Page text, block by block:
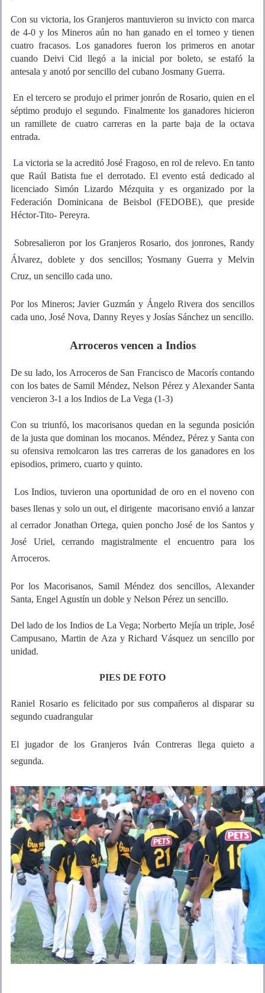
Con su victoria, los Granjeros mantuvieron su invicto con marca
de 4-0 y los Mineros aún no han ganado en el torneo y tienen
cuatro fracasos. Los ganadores fueron los primeros en anotar
cuando Deivi Cid llegó a la inicial por boleto, se estafó la
antesala y anotó por sencillo del cubano Josmany Guerra.
En el tercero se produjo el primer jonrón de Rosario, quien en el
séptimo produjo el segundo. Finalmente los ganadores hicieron
un ramillete de cuatro carreras en la parte baja de la octava
entrada.
La victoria se la acreditó José Fragoso, en rol de relevo. En tanto
que Raúl Batista fue el derrotado. El evento está dedicado al
licenciado Simón Lizardo Mézquita y es organizado por la
Federación Dominicana de Beisbol (FEDOBE), que preside
Héctor-Tito- Pereyra.
Sobresalieron por los Granjeros Rosario, dos jonrones, Randy
Álvarez, doblete y dos sencillos; Yosmany Guerra y Melvin
Cruz, un sencillo cada uno.
Por los Mineros; Javier Guzmán y Ángelo Rivera dos sencillos
cada uno, José Nova, Danny Reyes y Josías Sánchez un sencillo.
Arroceros vencen a Indios
De su lado, los Arroceros de San Francisco de Macorís contando
con los bates de Samil Méndez, Nelson Pérez y Alexander Santa
vencieron 3-1 a los Indios de La Vega (1-3)
Con su triunfó, los macorisanos quedan en la segunda posición
de la justa que dominan los mocanos. Méndez, Pérez y Santa con
su ofensiva remolcaron las tres carreras de los ganadores en los
episodios, primero, cuarto y quinto.
Los Indios, tuvieron una oportunidad de oro en el noveno con
bases llenas y solo un out, el dirigente macorisano envió a lanzar
al cerrador Jonathan Ortega, quien poncho José de los Santos y
José Uriel, cerrando magistralmente el encuentro para los
Arroceros.
Por los Macorisanos, Samil Méndez dos sencillos, Alexander
Santa, Engel Agustín un doble y Nelson Pérez un sencillo.
Del lado de los Indios de La Vega; Norberto Mejía un triple, José
Campusano, Martin de Aza y Richard Vásquez un sencillo por
unidad.
PIES DE FOTO
Raniel Rosario es felicitado por sus compañeros al disparar su
segundo cuadrangular
El jugador de los Granjeros Iván Contreras llega quieto a
segunda.